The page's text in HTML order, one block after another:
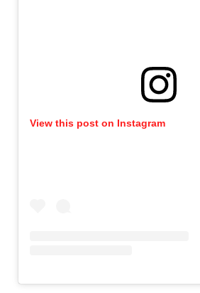
View this post on Instagram